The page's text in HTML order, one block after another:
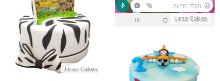
Liraz Cakes
Liraz Cakes
עוגת חיות בספארי
התקשר/י
עוגת מטוסים מבצק סוכר